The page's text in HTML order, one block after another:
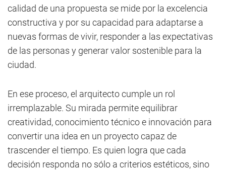
calidad de una propuesta se mide por la excelencia
constructiva y por su capacidad para adaptarse a
nuevas formas de vivir, responder a las expectativas
de las personas y generar valor sostenible para la
ciudad.
En ese proceso, el arquitecto cumple un rol
irremplazable. Su mirada permite equilibrar
creatividad, conocimiento técnico e innovación para
convertir una idea en un proyecto capaz de
trascender el tiempo. Es quien logra que cada
decisión responda no sólo a criterios estéticos, sino